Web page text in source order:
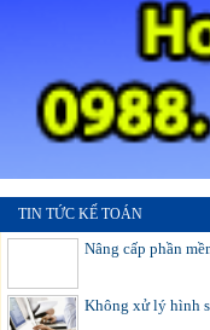
TIN TỨC KẾ TOÁN
Nâng cấp phần
Không xử lý hình